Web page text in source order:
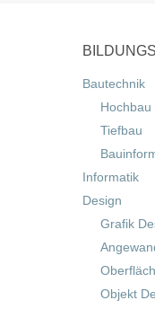
Bautechnik
Hochbau
Tiefbau
Informatik
Design
Grafik
Objekt